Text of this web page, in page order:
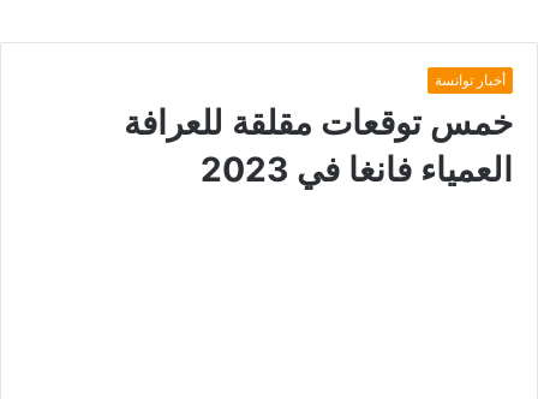
أخبار توانسة
خمس توقعات مقلقة للعرافة
العمياء فانغا في 2023